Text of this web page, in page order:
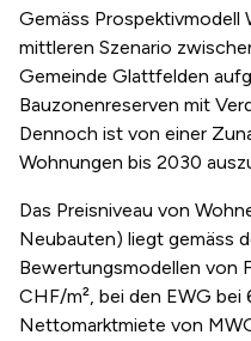
Gemäss Prospektivmodell
mittleren Szenario
Gemeinde Glattfelden
Bauzonenreserven mit
Dennoch ist von einer
Wohnungen bis 2030
Das Preisniveau von
Neubauten) liegt gemäss
Bewertungsmodellen von
CHF/m², bei den EWG bei
Nettomarktmiete von